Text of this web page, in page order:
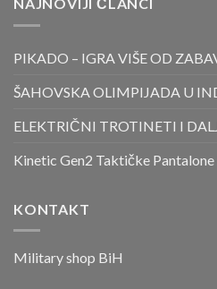
PIKADO – IGRA VIŠE OD
ŠAHOVSKA OLIMPIJADA U
ELEKTRIČNI TROTINETI I
Kinetic Gen2 Taktičke Pantalone
KONTAKT
Military shop BiH